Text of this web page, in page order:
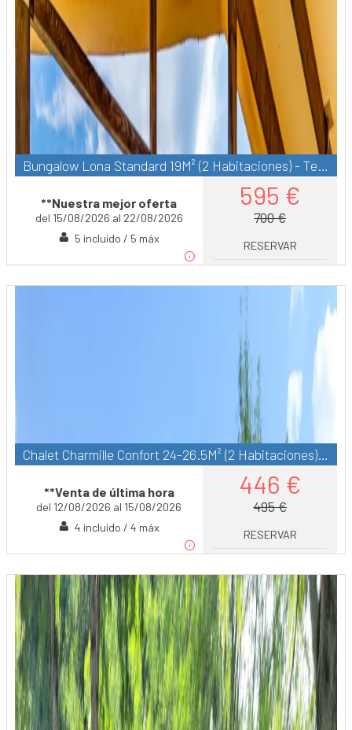
Bungalow Lona Standard 19M² (2 Habitaciones) - Terraza Cubierta 6M² - Sin Baño
**Nuestra mejor oferta
del 15/08/2026 al 22/08/2026
5 incluido / 5 máx
595 €
700 €
RESERVAR
Chalet Charmille Confort 24-26.5M² (2 Habitaciones) - Terraza Cubierta 12M² - Tv
**Venta de última hora
del 12/08/2026 al 15/08/2026
4 incluido / 4 máx
446 €
495 €
RESERVAR